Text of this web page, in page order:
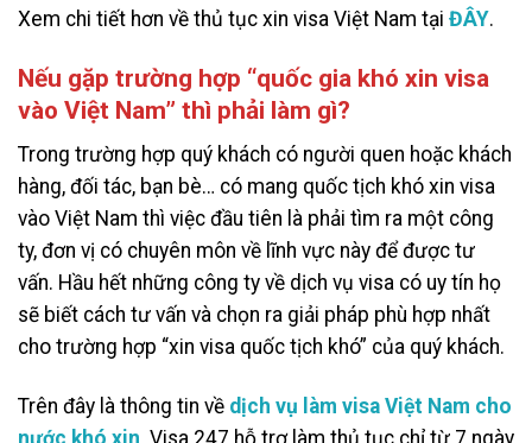
Xem chi tiết hơn về thủ tục xin visa Việt Nam tại ĐÂY.
Nếu gặp trường hợp “quốc gia khó xin visa
vào Việt Nam” thì phải làm gì?
Trong trường hợp quý khách có người quen hoặc khách
hàng, đối tác, bạn bè… có mang quốc tịch khó xin visa
vào Việt Nam thì việc đầu tiên là phải tìm ra một công
ty, đơn vị có chuyên môn về lĩnh vực này để được tư
vấn. Hầu hết những công ty về dịch vụ visa có uy tín họ
sẽ biết cách tư vấn và chọn ra giải pháp phù hợp nhất
cho trường hợp “xin visa quốc tịch khó” của quý khách.
Trên đây là thông tin về dịch vụ làm visa Việt Nam cho